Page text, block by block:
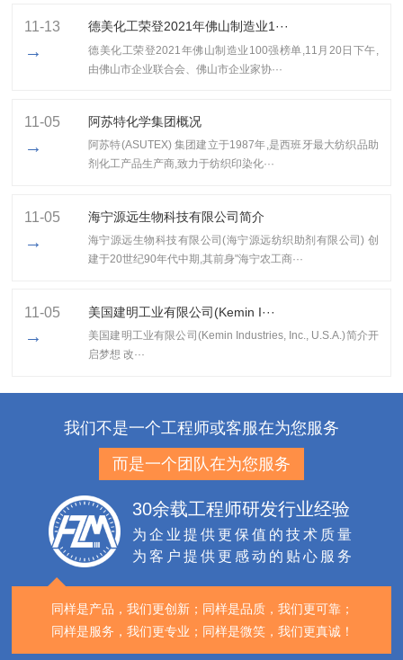
11-13
→
​德美化工荣登2021年佛山制造业1···
​德美化工荣登2021年佛山制造业100强榜单,11月20日下午,
由佛山市企业联合会、佛山市企业家协···
11-05
→
阿苏特化学集团概况
阿苏特(ASUTEX) 集团建立于1987年,是西班牙最大纺织品助
剂化工产品生产商,致力于纺织印染化···
11-05
→
海宁源远生物科技有限公司简介
海宁源远生物科技有限公司(海宁源远纺织助剂有限公司) 创
建于20世纪90年代中期,其前身"海宁农工商···
11-05
→
美国建明工业有限公司(Kemin I···
美国建明工业有限公司(Kemin Industries, Inc., U.S.A.)简介开
启梦想 改···
我们不是一个工程师或客服在为您服务
而是一个团队在为您服务
30余载工程师研发行业经验
为企业提供更保值的技术质量
为客户提供更感动的贴心服务
同样是产品，我们更创新； 同样是品质，我们更可靠；
同样是服务，我们更专业； 同样是微笑，我们更真诚！